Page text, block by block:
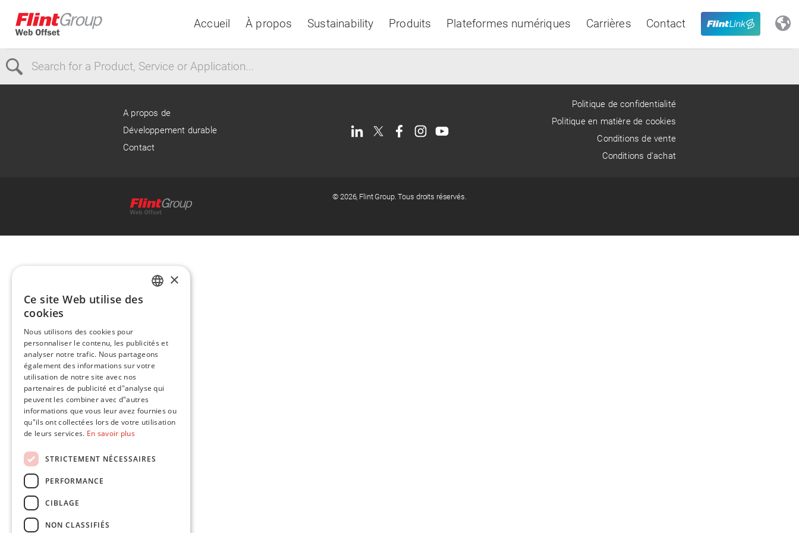
Accueil À propos Sustainability Produits Plateformes numériques Carrières Contact
Latin America
A propos de
Développement durable
Contact
Politique de confidentialité
Politique en matière de cookies
Conditions de vente
Conditions d'achat
© 2026, Flint Group. Tous droits réservés.
×
Ce site Web utilise des
cookies
Nous utilisons des cookies pour
personnaliser le contenu, les publicités et
analyser notre trafic. Nous partageons
également des informations sur votre
utilisation de notre site avec nos
partenaires de publicité et d"analyse qui
peuvent les combiner avec d"autres
informations que vous leur avez fournies ou
qu"ils ont collectées lors de votre utilisation
de leurs services. En savoir plus
STRICTEMENT NÉCESSAIRES
PERFORMANCE
CIBLAGE
NON CLASSIFIÉS